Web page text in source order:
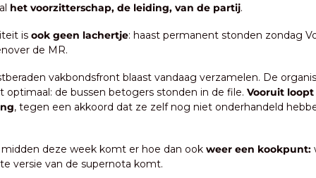
het voorzitterschap, de leiding, van de partij.
is ook geen lachertje: haast permanent stonden zondag
de MR.
vakbondsfront blaast vandaag verzamelen. De
optimaal: de bussen betogers stonden in de file. Vooruit
, tegen een akkoord dat ze zelf nog niet onderhandeld
deze week komt er hoe dan ook weer een kookpunt:
versie van de supernota komt.